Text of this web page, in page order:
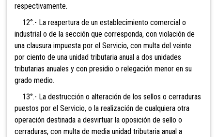
respectivamente.
12°.- La reapertura de un establecimiento comercial o
industrial o de la sección que corresponda, con violación de
una clausura impuesta por el Servicio, con multa del veinte
por ciento de una unidad tributaria anual a dos unidades
tributarias anuales y con presidio o relegación menor en su
grado medio.
13°.- La destrucción o alteración de los sellos o cerraduras
puestos por el Servicio, o la realización de cualquiera otra
operación destinada a desvirtuar la oposición de sello o
cerraduras, con multa de media unidad tributaria anual a